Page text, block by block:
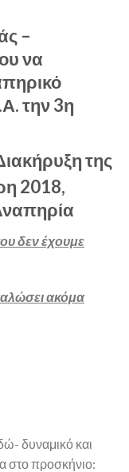
–
να
την 3η
της
2018,
δεν έχουμε
ακόμα
δυναμικό και
στο προσκήνιο: